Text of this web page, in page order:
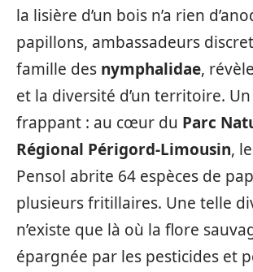
la lisière d’un bois n’a rien
papillons, ambassadeurs
famille des nymphalidae,
et la diversité d’un territoire.
frappant : au cœur du Parc
Régional Périgord-Limousin,
Pensol abrite 64 espèces de
plusieurs fritillaires. Une telle
n’existe que là où la flore
épargnée par les pesticides et